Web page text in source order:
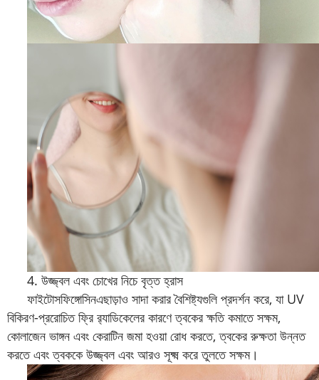
4. উজ্জ্বল এবং চোখের নিচে বৃত্ত হ্রাস
ফাইটোসফিঙ্গোসিনএছাড়াও সাদা করার বৈশিষ্ট্যগুলি প্রদর্শন করে, যা UV
বিকিরণ-প্ররোচিত ফ্রি র‌্যাডিকেলের কারণে ত্বকের ক্ষতি কমাতে সক্ষম,
কোলাজেন ভাঙ্গন এবং কেরাটিন জমা হওয়া রোধ করতে, ত্বকের রুক্ষতা উন্নত
করতে এবং ত্বককে উজ্জ্বল এবং আরও সূক্ষ্ম করে তুলতে সক্ষম।